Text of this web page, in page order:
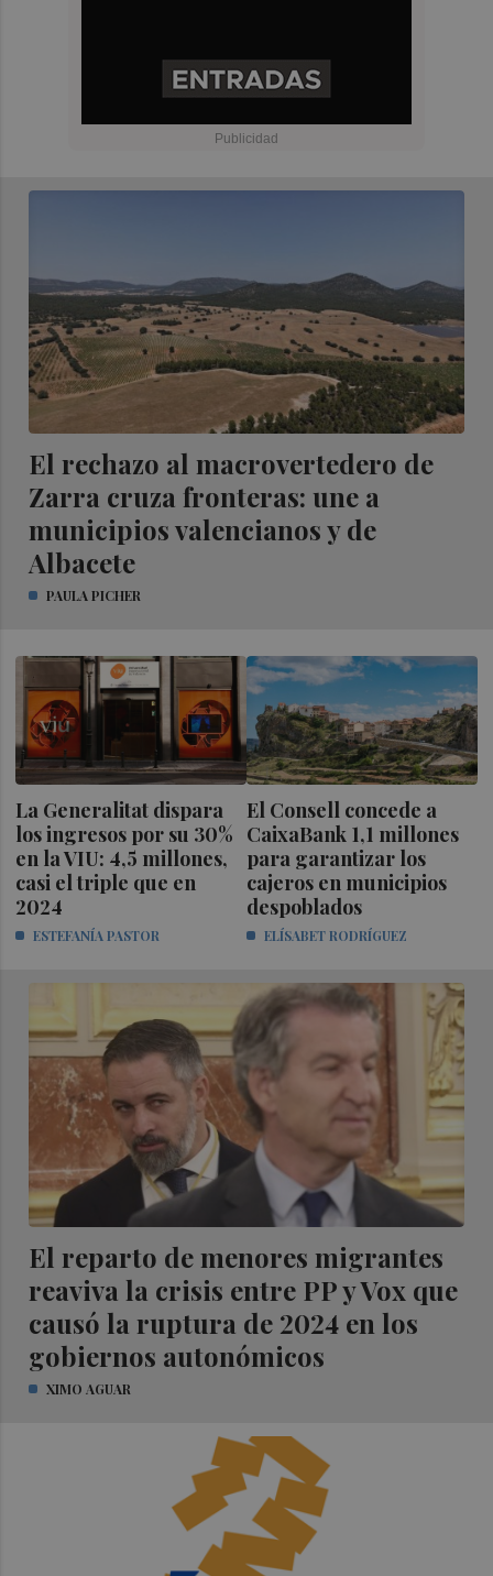
El rechazo al macrovertedero de
Zarra cruza fronteras: une a
municipios valencianos y de
Albacete
PAULA PICHER
La Generalitat dispara
los ingresos por su 30%
en la VIU: 4,5 millones,
casi el triple que en
2024
ESTEFANÍA PASTOR
El Consell concede a
CaixaBank 1,1 millones
para garantizar los
cajeros en municipios
despoblados
ELÍSABET RODRÍGUEZ
El reparto de menores migrantes
reaviva la crisis entre PP y Vox que
causó la ruptura de 2024 en los
gobiernos autonómicos
XIMO AGUAR